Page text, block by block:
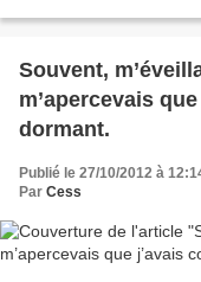
Souvent,
m’apercevais
dormant.
Publié le 27/10/2012 à
Par Cess